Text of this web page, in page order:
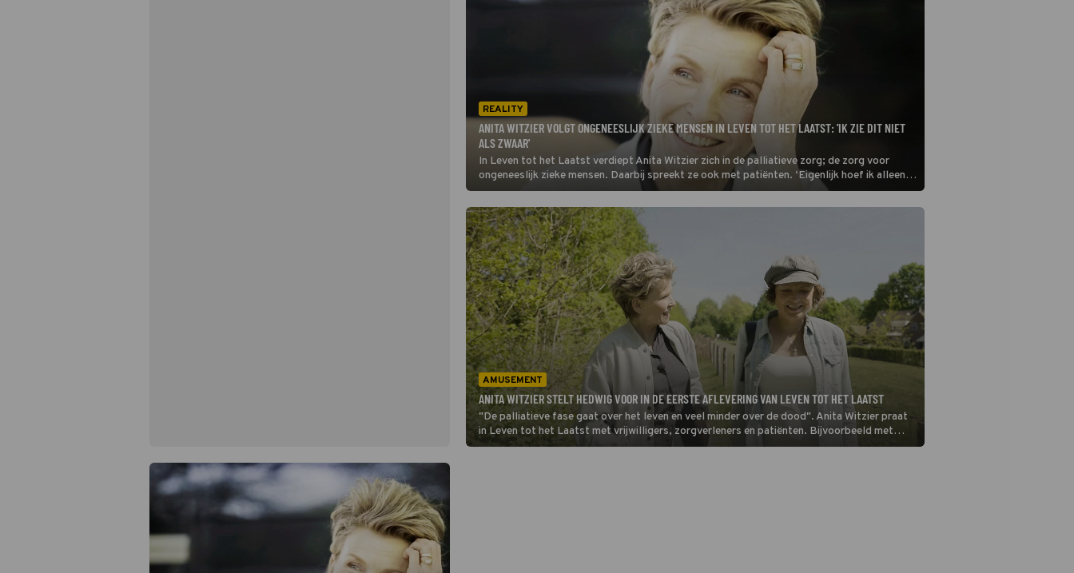
REALITY
ANITA WITZIER VOLGT ONGENEESLIJK ZIEKE MENSEN IN LEVEN TOT HET LAATST: 'IK ZIE DIT NIET
ALS ZWAAR'
In Leven tot het Laatst verdiept Anita Witzier zich in de palliatieve zorg; de zorg voor
ongeneeslijk zieke mensen. Daarbij spreekt ze ook met patiënten. ‘Eigenlijk hoef ik alleen
maar te luisteren.’
AMUSEMENT
ANITA WITZIER STELT HEDWIG VOOR IN DE EERSTE AFLEVERING VAN LEVEN TOT HET LAATST
"De palliatieve fase gaat over het leven en veel minder over de dood". Anita Witzier praat
in Leven tot het Laatst met vrijwilligers, zorgverleners en patiënten. Bijvoorbeeld met
Hedwig (48) die de berg Stelvio beklimt voor het goede doel.